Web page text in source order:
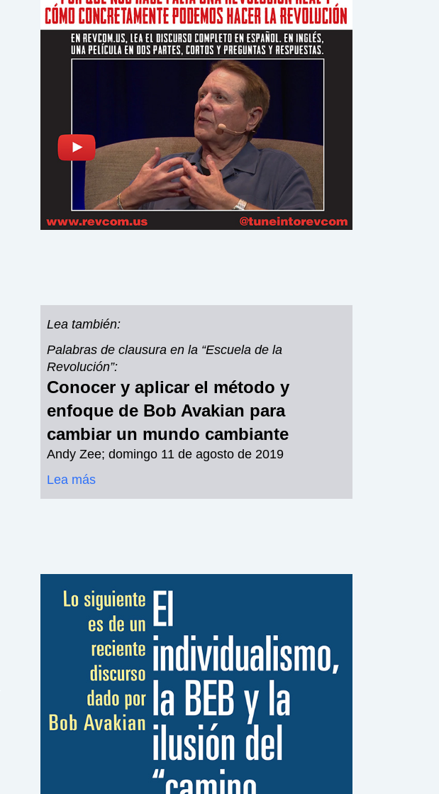
Lea también:
Palabras de clausura en la “Escuela de la
Revolución”:
Conocer y aplicar el método y
enfoque de Bob Avakian para
cambiar un mundo cambiante
Andy Zee; domingo 11 de agosto de 2019
Lea más